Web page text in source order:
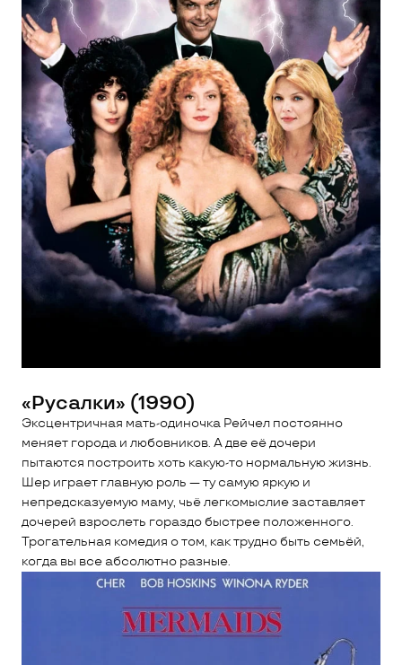
«Русалки» (1990)
Эксцентричная мать-одиночка Рейчел постоянно
меняет города и любовников. А две её дочери
пытаются построить хоть какую-то нормальную жизнь.
Шер играет главную роль — ту самую яркую и
непредсказуемую маму, чьё легкомыслие заставляет
дочерей взрослеть гораздо быстрее положенного.
Трогательная комедия о том, как трудно быть семьёй,
когда вы все абсолютно разные.